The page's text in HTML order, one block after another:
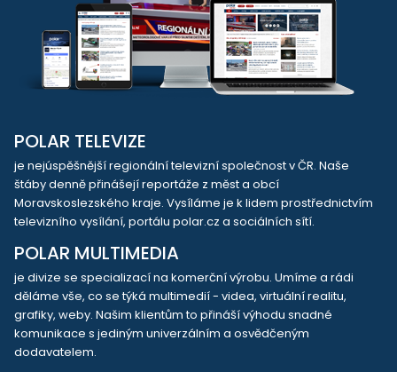
POLAR TELEVIZE
je nejúspěšnější regionální televizní společnost v ČR. Naše
štáby denně přinášejí reportáže z měst a obcí
Moravskoslezského kraje. Vysíláme je k lidem prostřednictvím
televizního vysílání, portálu polar.cz a sociálních sítí.
POLAR MULTIMEDIA
je divize se specializací na komerční výrobu. Umíme a rádi
děláme vše, co se týká multimedií - videa, virtuální realitu,
grafiky, weby. Našim klientům to přináší výhodu snadné
komunikace s jediným univerzálním a osvědčeným
dodavatelem.